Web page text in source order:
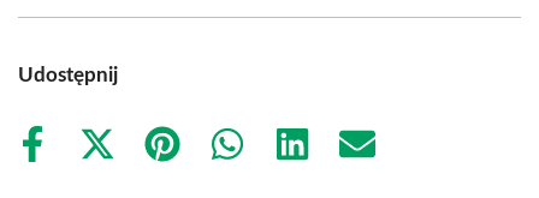
Udostępnij
Share
Share
Share
Share
Share
Share